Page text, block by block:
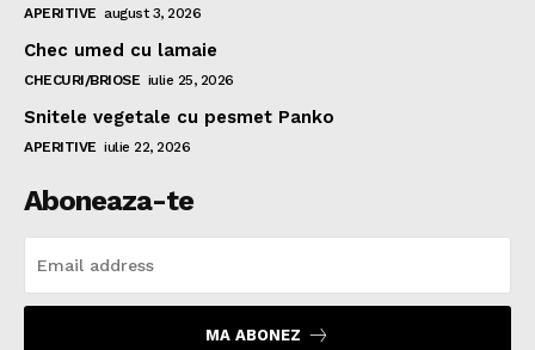
APERITIVE august 3, 2026
Chec umed cu lamaie
CHECURI/BRIOSE iulie 25, 2026
Snitele vegetale cu pesmet Panko
APERITIVE iulie 22, 2026
Aboneaza-te
MA ABONEZ